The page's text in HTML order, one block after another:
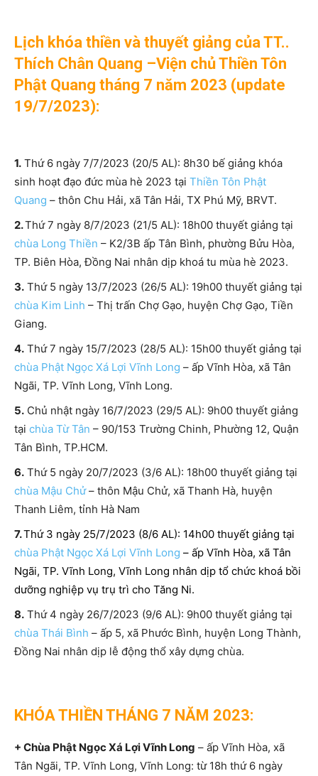
Lịch khóa thiền và thuyết giảng của TT..
Thích Chân Quang –Viện chủ Thiền Tôn
Phật Quang tháng 7 năm 2023 (update
19/7/2023):
1. Thứ 6 ngày 7/7/2023 (20/5 AL): 8h30 bế giảng khóa
sinh hoạt đạo đức mùa hè 2023 tại Thiền Tôn Phật
Quang – thôn Chu Hải, xã Tân Hải, TX Phú Mỹ, BRVT.
2.Thứ 7 ngày 8/7/2023 (21/5 AL): 18h00 thuyết giảng tại
chùa Long Thiền – K2/3B ấp Tân Bình, phường Bửu Hòa,
TP. Biên Hòa, Đồng Nai nhân dịp khoá tu mùa hè 2023.
3. Thứ 5 ngày 13/7/2023 (26/5 AL): 19h00 thuyết giảng tại
chùa Kim Linh – Thị trấn Chợ Gạo, huyện Chợ Gạo, Tiền
Giang.
4. Thứ 7 ngày 15/7/2023 (28/5 AL): 15h00 thuyết giảng tại
chùa Phật Ngọc Xá Lợi Vĩnh Long – ấp Vĩnh Hòa, xã Tân
Ngãi, TP. Vĩnh Long, Vĩnh Long.
5. Chủ nhật ngày 16/7/2023 (29/5 AL): 9h00 thuyết giảng
tại chùa Từ Tân – 90/153 Trường Chinh, Phường 12, Quận
Tân Bình, TP.HCM.
6. Thứ 5 ngày 20/7/2023 (3/6 AL): 18h00 thuyết giảng tại
chùa Mậu Chử– thôn Mậu Chử, xã Thanh Hà, huyện
Thanh Liêm, tỉnh Hà Nam
7.Thứ 3 ngày 25/7/2023 (8/6 AL): 14h00 thuyết giảng tại
chùa Phật Ngọc Xá Lợi Vĩnh Long – ấp Vĩnh Hòa, xã Tân
Ngãi, TP. Vĩnh Long, Vĩnh Long nhân dịp tổ chức khoá bồi
dưỡng nghiệp vụ trụ trì cho Tăng Ni.
8. Thứ 4 ngày 26/7/2023 (9/6 AL): 9h00 thuyết giảng tại
chùa Thái Bình – ấp 5, xã Phước Bình, huyện Long Thành,
Đồng Nai nhân dịp lễ động thổ xây dựng chùa.
KHÓA THIỀN THÁNG 7 NĂM 2023:
+ Chùa Phật Ngọc Xá Lợi Vĩnh Long – ấp Vĩnh Hòa, xã
Tân Ngãi, TP. Vĩnh Long, Vĩnh Long: từ 18h thứ 6 ngày